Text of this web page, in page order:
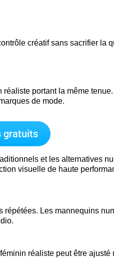
créatif sans sacrifier la
gratuits
et les alternatives
visuelle de haute
Les mannequins
réaliste peut être